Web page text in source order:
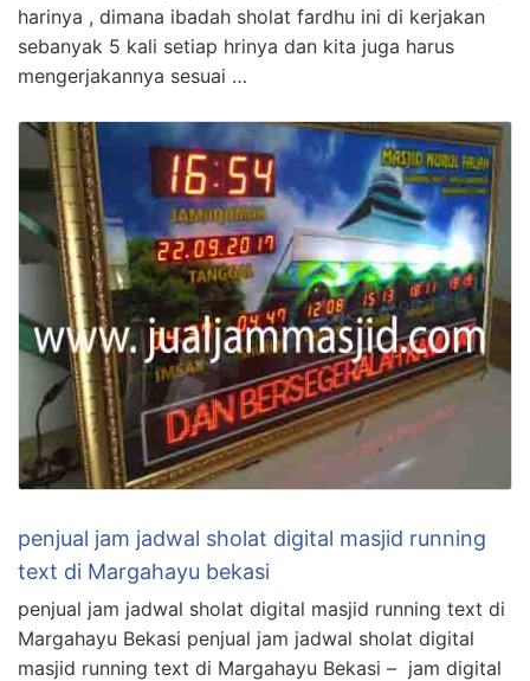
harinya , dimana ibadah sholat fardhu ini di kerjakan
sebanyak 5 kali setiap hrinya dan kita juga harus
mengerjakannya sesuai …
penjual jam jadwal sholat digital masjid running
text di Margahayu bekasi
penjual jam jadwal sholat digital masjid running text di
Margahayu Bekasi penjual jam jadwal sholat digital
masjid running text di Margahayu Bekasi – jam digital